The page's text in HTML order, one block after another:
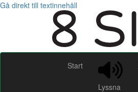
Gå direkt till textinnehåll
Start
Lyssna